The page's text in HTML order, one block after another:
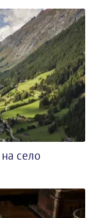
село